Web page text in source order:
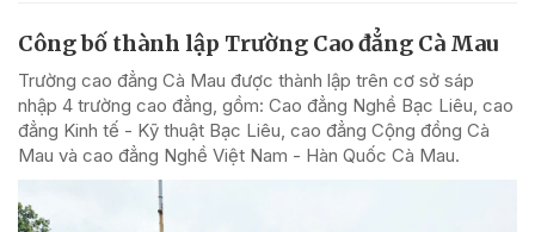
Công bố thành lập Trường Cao đẳng Cà Mau
Trường cao đẳng Cà Mau được thành lập trên cơ sở sáp
nhập 4 trường cao đẳng, gồm: Cao đẳng Nghề Bạc Liêu, cao
đẳng Kinh tế - Kỹ thuật Bạc Liêu, cao đẳng Cộng đồng Cà
Mau và cao đẳng Nghề Việt Nam - Hàn Quốc Cà Mau.